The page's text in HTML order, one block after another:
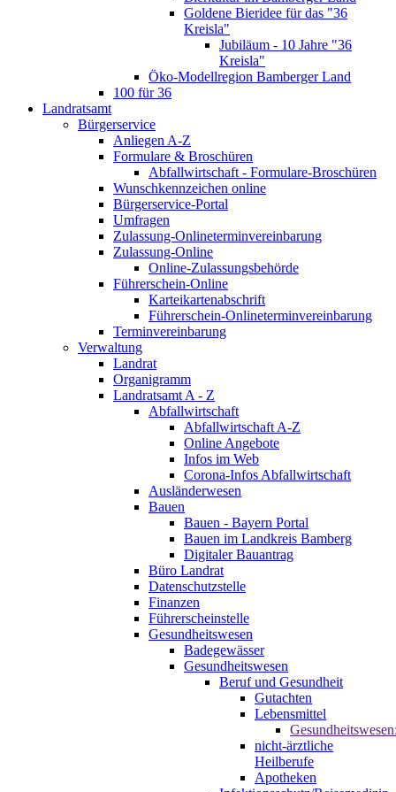
Goldene Bieridee für das "36
Kreisla"
Jubiläum - 10 Jahre "36
Kreisla"
Öko-Modellregion Bamberger Land
100 für 36
Landratsamt
Bürgerservice
Anliegen A-Z
Formulare & Broschüren
Abfallwirtschaft - Formulare-Broschüren
Wunschkennzeichen online
Bürgerservice-Portal
Umfragen
Zulassung-Onlineterminvereinbarung
Zulassung-Online
Online-Zulassungsbehörde
Führerschein-Online
Karteikartenabschrift
Führerschein-Onlineterminvereinbarung
Terminvereinbarung
Verwaltung
Landrat
Organigramm
Landratsamt A - Z
Abfallwirtschaft
Abfallwirtschaft A-Z
Online Angebote
Infos im Web
Corona-Infos Abfallwirtschaft
Ausländerwesen
Bauen
Bauen - Bayern Portal
Bauen im Landkreis Bamberg
Digitaler Bauantrag
Büro Landrat
Datenschutzstelle
Finanzen
Führerscheinstelle
Gesundheitswesen
Badegewässer
Gesundheitswesen
Beruf und Gesundheit
Gutachten
Lebensmittel
nicht-ärztliche
Heilberufe
Apotheken